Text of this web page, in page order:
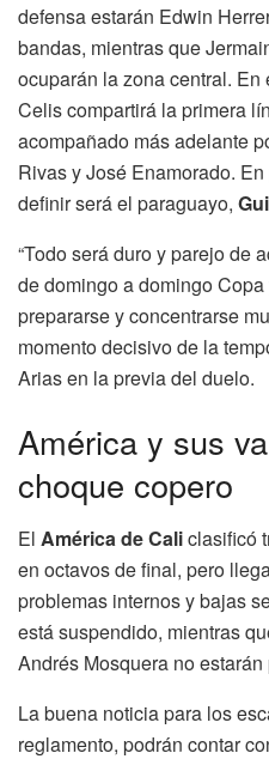
defensa estarán Edwin
bandas, mientras que
ocuparán la zona central.
Celis compartirá la primera
acompañado más adelante
Rivas y José Enamorado.
definir será el paraguayo,
“Todo será duro y parejo de
de domingo a domingo
prepararse y concentrarse
momento decisivo de la
Arias en la previa del duelo.
América y sus
choque copero
El América de Caliclasificó
en octavos de final, pero
problemas internos y bajas
está suspendido, mientras
Andrés Mosquera no estarán
La buena noticia para los
reglamento, podrán contar